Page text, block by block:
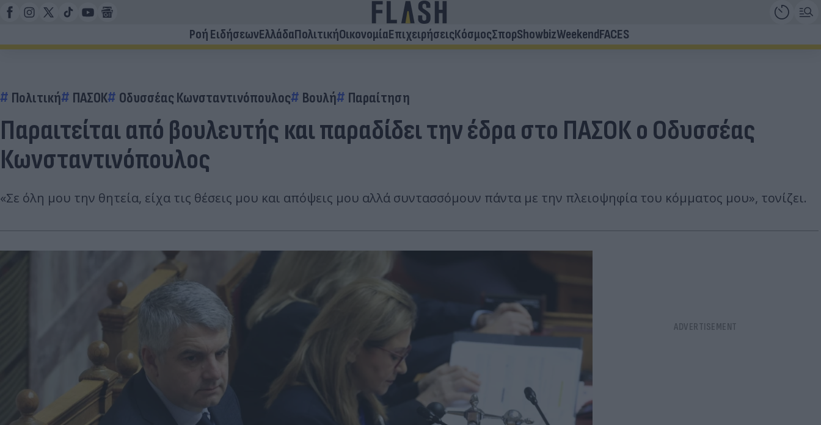
Ροή ΕιδήσεωνΕλλάδαΠολιτικήΟικονομίαΕπιχειρήσειςΚόσμοςΣπορShowbizWeekendFACES
Πολιτική ΠΑΣΟΚ Οδυσσέας Κωνσταντινόπουλος Βουλή Παραίτηση
Παραιτείται από βουλευτής και παραδίδει την έδρα στο ΠΑΣΟΚ ο Οδυσσέας
Κωνσταντινόπουλος
«Σε όλη μου την θητεία, είχα τις θέσεις μου και απόψεις μου αλλά συντασσόμουν πάντα με την πλειοψηφία του κόμματος μου», τονίζει.